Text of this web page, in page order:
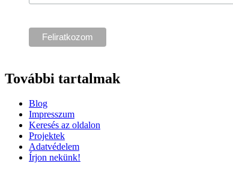
További tartalmak
Blog
Impresszum
Keresés az oldalon
Projektek
Adatvédelem
Írjon nekünk!